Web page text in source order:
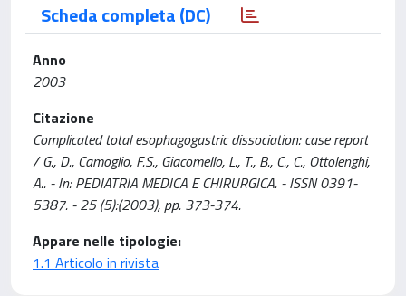
Scheda completa (DC)
Anno
2003
Citazione
Complicated total esophagogastric dissociation: case report
/ G., D., Camoglio, F.S., Giacomello, L., T., B., C., C., Ottolenghi,
A.. - In: PEDIATRIA MEDICA E CHIRURGICA. - ISSN 0391-
5387. - 25 (5):(2003), pp. 373-374.
Appare nelle tipologie:
1.1 Articolo in rivista